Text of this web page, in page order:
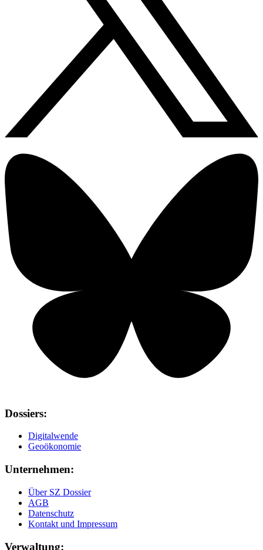
Dossiers:
Digitalwende
Geoökonomie
Unternehmen:
Über SZ Dossier
AGB
Datenschutz
Kontakt und Impressum
Verwaltung: